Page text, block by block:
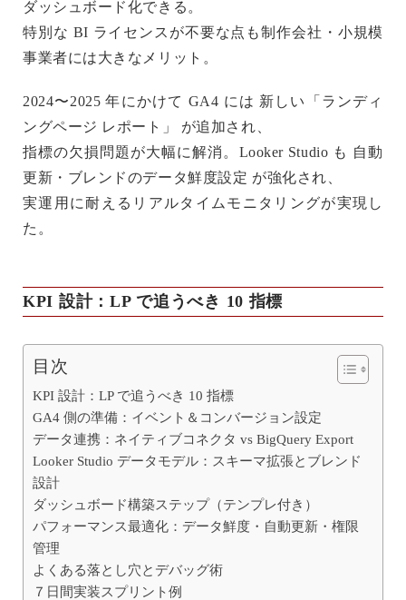
ダッシュボード化できる。
特別な BI ライセンスが不要な点も制作会社・小規模
事業者には大きなメリット。
2024〜2025 年にかけて GA4 には 新しい「ランディ
ングページ レポート」 が追加され、
指標の欠損問題が大幅に解消。Looker Studio も 自動
更新・ブレンドのデータ鮮度設定 が強化され、
実運用に耐えるリアルタイムモニタリングが実現し
た。
KPI 設計：LP で追うべき 10 指標
目次
KPI 設計：LP で追うべき 10 指標
GA4 側の準備：イベント＆コンバージョン設定
データ連携：ネイティブコネクタ vs BigQuery Export
Looker Studio データモデル：スキーマ拡張とブレンド
設計
ダッシュボード構築ステップ（テンプレ付き）
パフォーマンス最適化：データ鮮度・自動更新・権限
管理
よくある落とし穴とデバッグ術
７日間実装スプリント例